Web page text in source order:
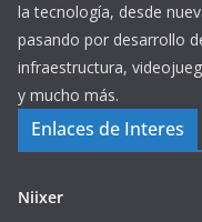
la tecnología, desde
pasando por desarrollo
infraestructura,
y mucho más.
Enlaces de Interes
Niixer